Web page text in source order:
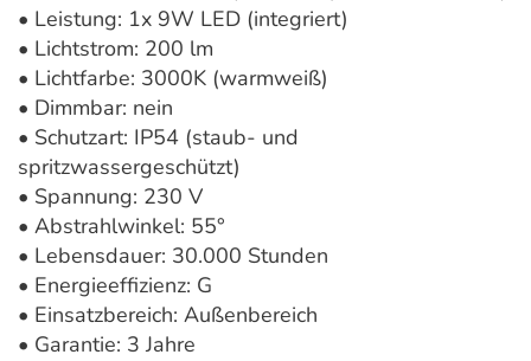
• Leistung: 1x 9W LED (integriert)
• Lichtstrom: 200 lm
• Lichtfarbe: 3000K (warmweiß)
• Dimmbar: nein
• Schutzart: IP54 (staub- und
spritzwassergeschützt)
• Spannung: 230 V
• Abstrahlwinkel: 55°
• Lebensdauer: 30.000 Stunden
• Energieeffizienz: G
• Einsatzbereich: Außenbereich
• Garantie: 3 Jahre